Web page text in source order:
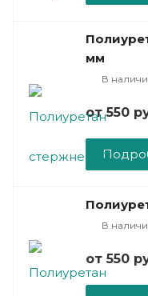
мм
В
от 550
В
от 550